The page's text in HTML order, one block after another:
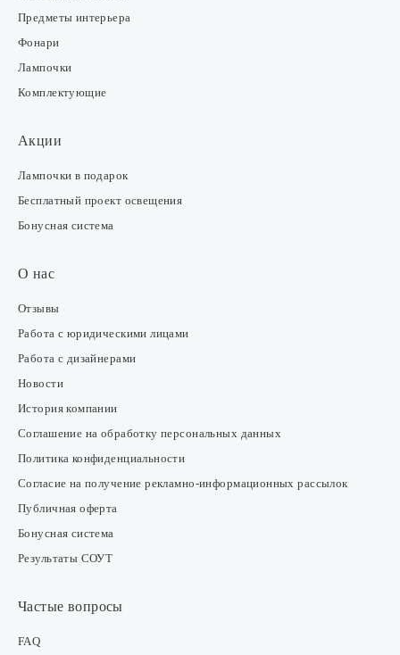
Предметы интерьера
Фонари
Лампочки
Комплектующие
Акции
Лампочки в подарок
Бесплатный проект освещения
Бонусная система
О нас
Отзывы
Работа с юридическими лицами
Работа с дизайнерами
Новости
История компании
Соглашение на обработку персональных данных
Политика конфиденциальности
Согласие на получение рекламно-информационных рассылок
Публичная оферта
Бонусная система
Результаты СОУТ
Частые вопросы
FAQ